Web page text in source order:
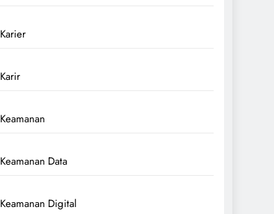
Karier
Karir
Keamanan
Keamanan Data
Keamanan Digital